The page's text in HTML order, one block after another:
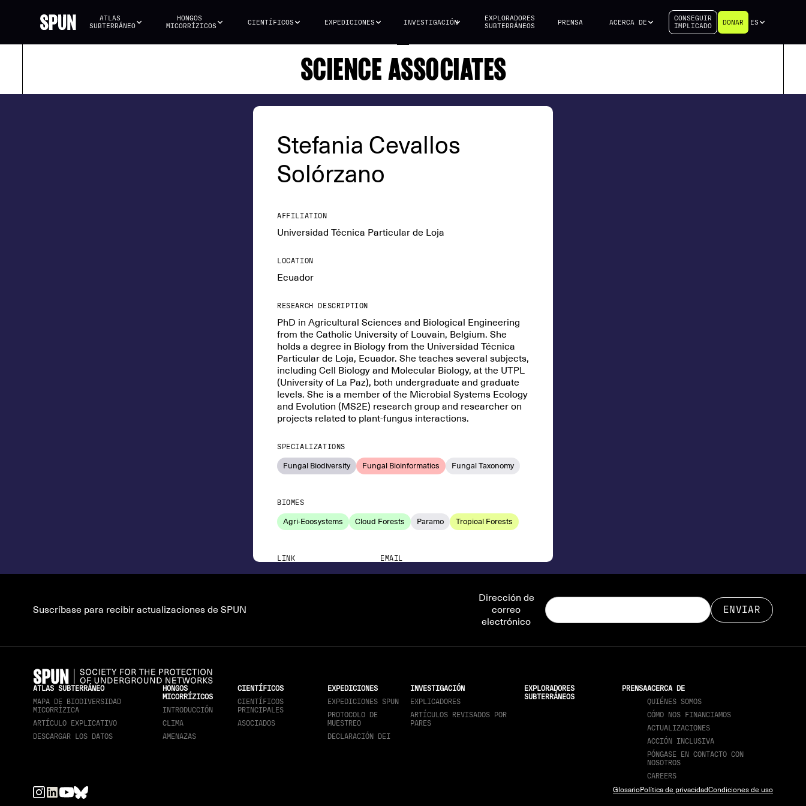
ATLAS
SUBTERRÁNEO
HONGOS
MICORRÍZICOS
CIENTÍFICOS EXPEDICIONES INVESTIGACIÓN
EXPLORADORES
SUBTERRÁNEOS
PRENSA ACERCA DE
CONSEGUIR
IMPLICADO
DONAR ES
SCIENCE ASSOCIATES
Stefania Cevallos
Solórzano
AFFILIATION
Universidad Técnica Particular de Loja
LOCATION
Ecuador
RESEARCH DESCRIPTION
PhD in Agricultural Sciences and Biological Engineering
from the Catholic University of Louvain, Belgium. She
holds a degree in Biology from the Universidad Técnica
Particular de Loja, Ecuador. She teaches several subjects,
including Cell Biology and Molecular Biology, at the UTPL
(University of La Paz), both undergraduate and graduate
levels. She is a member of the Microbial Systems Ecology
and Evolution (MS2E) research group and researcher on
projects related to plant-fungus interactions.
SPECIALIZATIONS
Fungal Biodiversity Fungal Bioinformatics Fungal Taxonomy
BIOMES
Agri-Ecosystems Cloud Forests Paramo Tropical Forests
LINK EMAIL
scevallos@utpl.edu.ec
Suscríbase para recibir actualizaciones de SPUN
Dirección de
correo
electrónico
ATLAS SUBTERRÁNEO
MAPA DE BIODIVERSIDAD
MICORRÍZICA
ARTÍCULO EXPLICATIVO
DESCARGAR LOS DATOS
HONGOS
MICORRÍZICOS
INTRODUCCIÓN
CLIMA
AMENAZAS
CIENTÍFICOS
CIENTÍFICOS
PRINCIPALES
ASOCIADOS
EXPEDICIONES
EXPEDICIONES SPUN
PROTOCOLO DE
MUESTREO
DECLARACIÓN DEI
INVESTIGACIÓN
EXPLICADORES
ARTÍCULOS REVISADOS POR
PARES
EXPLORADORES
SUBTERRÁNEOS
PRENSAACERCA DE
QUIÉNES SOMOS
CÓMO NOS FINANCIAMOS
ACTUALIZACIONES
ACCIÓN INCLUSIVA
PÓNGASE EN CONTACTO CON
NOSOTROS
CAREERS
GlosarioPolítica de privacidadCondiciones de uso